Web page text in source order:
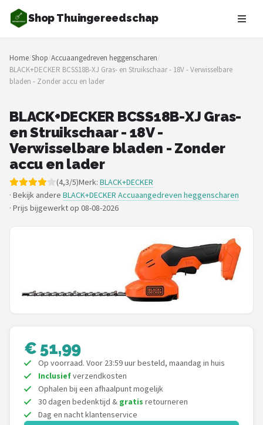
Shop Thuingereedschap
Zoeken
NAVIGATIE
Shop
Merken
Blog
Borderplanten
Grasmaaiers
Hogedrukreinigers
Shop
To the South
GARDENA
Talen Tools
Home/Shop/Accuaangedreven heggenscharen/
BLACK+DECKER BCSS18B-XJ Gras- en Struikschaar - 18V - Verwisselbare
bladen - Zonder accu en lader
BLACK+DECKER BCSS18B-XJ Gras-
en Struikschaar - 18V -
Verwisselbare bladen - Zonder
accu en lader
(4,3/5)Merk: BLACK+DECKER
· Bekijk andere BLACK+DECKER Accuaangedreven heggenscharen
· Prijs bijgewerkt op 08-08-2026
€ 51,99
Op voorraad. Voor 23:59 uur besteld, maandag in huis
Inclusiefverzendkosten
Ophalen bij een afhaalpunt mogelijk
30 dagen bedenktijd & gratis retourneren
Dag en nacht klantenservice